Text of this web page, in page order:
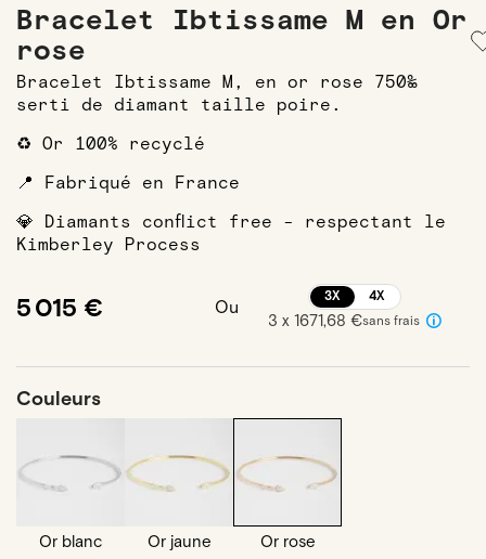
Bracelet Ibtissame M en Or
rose
Bracelet Ibtissame M, en or rose 750‰
serti de diamant taille poire.
♻️ Or 100% recyclé
📍 Fabriqué en France
💎 Diamants conflict free - respectant le
Kimberley Process
5 015 € Ou
3X 4X
3 x 1671,68 €sans frais
Couleurs
Or blanc Or jaune Or rose